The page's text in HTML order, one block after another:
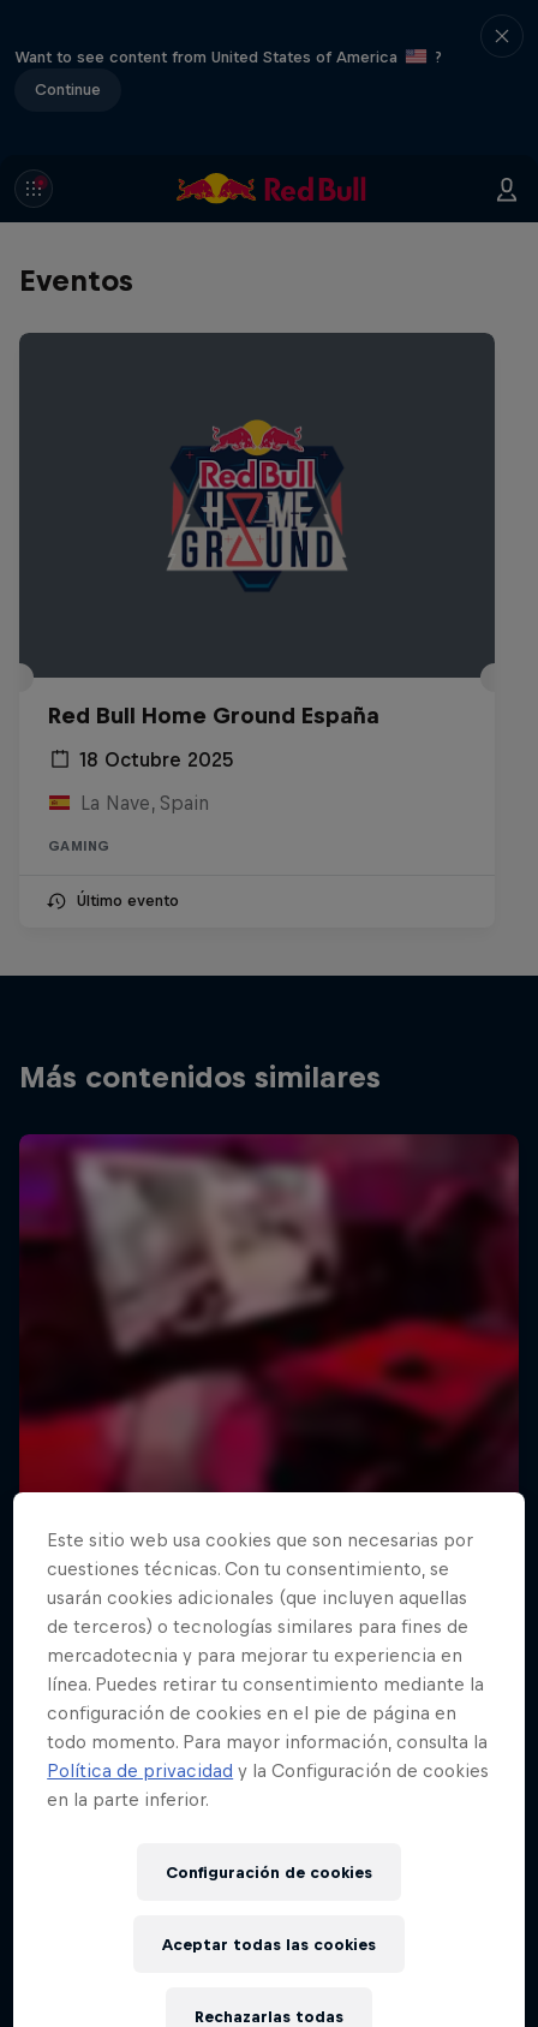
Want to see content from United States of America
?
Continue
Eventos
Red Bull Home Ground España
18 Octubre 2025
La Nave, Spain
GAMING
Último evento
Más contenidos similares
Este sitio web usa cookies que son necesarias por
cuestiones técnicas. Con tu consentimiento, se
usarán cookies adicionales (que incluyen aquellas
de terceros) o tecnologías similares para fines de
mercadotecnia y para mejorar tu experiencia en
línea. Puedes retirar tu consentimiento mediante la
configuración de cookies en el pie de página en
todo momento. Para mayor información, consulta la
Política de privacidad y la Configuración de cookies
en la parte inferior.
Configuración de cookies
Rechazarlas todas
Aceptar todas las cookies